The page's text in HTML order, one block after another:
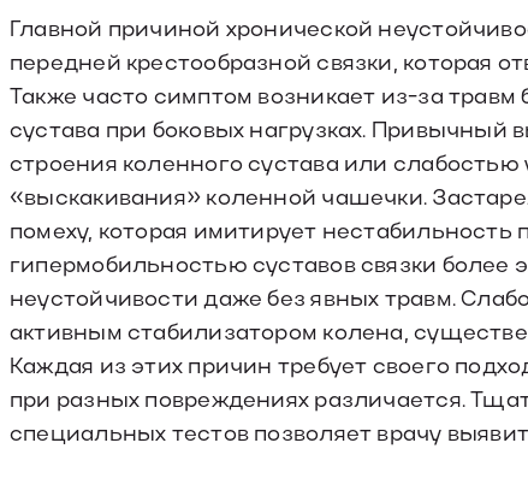
Главной причиной хронической
передней крестообразной связки, которая
Также часто симптом возникает из-за
сустава при боковых нагрузках.
строения коленного сустава или
«выскакивания» коленной чашечки.
помеху, которая имитирует
гипермобильностью суставов связки
неустойчивости даже без явных травм.
активным стабилизатором колена,
Каждая из этих причин требует своего
при разных повреждениях различается.
специальных тестов позволяет врачу